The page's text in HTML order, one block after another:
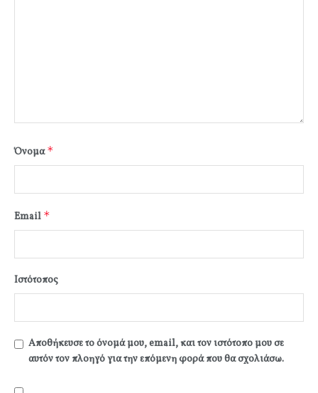
Όνομα*
Email *
Ιστότοπος
Αποθήκευσε το όνομά μου, email, και τον ιστότοπο μου σε
αυτόν τον πλοηγό για την επόμενη φορά που θα σχολιάσω.